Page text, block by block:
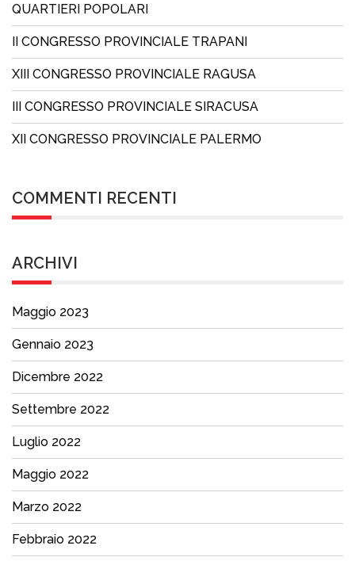
QUARTIERI POPOLARI
II CONGRESSO PROVINCIALE TRAPANI
XIII CONGRESSO PROVINCIALE RAGUSA
III CONGRESSO PROVINCIALE SIRACUSA
XII CONGRESSO PROVINCIALE PALERMO
COMMENTI RECENTI
ARCHIVI
Maggio 2023
Gennaio 2023
Dicembre 2022
Settembre 2022
Luglio 2022
Maggio 2022
Marzo 2022
Febbraio 2022